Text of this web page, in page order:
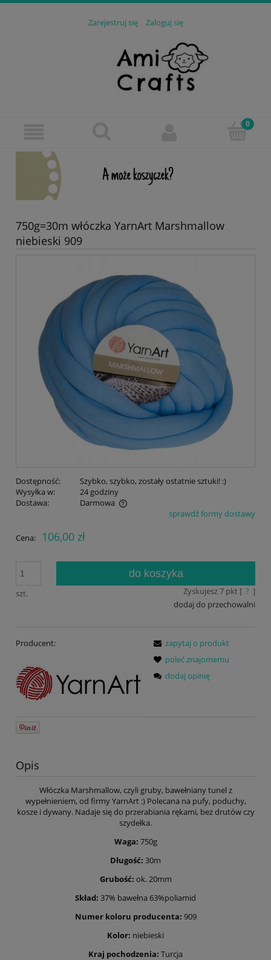
Zarejestruj się Zaloguj się
750g=30m włóczka YarnArt Marshmallow
niebieski 909
Dostępność:
Szybko, szybko, zostały ostatnie sztuki! :)
Wysyłka w:
24 godziny
Dostawa:
Darmowa
Cena nie zawiera ewentualnych kosztów płatnościsprawdź formy dostawy
Cena: 106,00 zł
szt.
do koszyka
Zyskujesz7pkt [ ? ]
dodaj do przechowalni
Producent:
zapytaj o produkt
poleć znajomemu
dodaj opinię
Opis
Włóczka Marshmallow, czyli gruby, bawełniany tunel z
wypełnieniem, od firmy YarnArt :) Polecana na pufy, poduchy,
kosze i dywany. Nadaje się do przerabiania rękami, bez drutów czy
szydełka.
Waga: 750g
Długość: 30m
Grubość: ok. 20mm
Skład: 37% bawełna 63%poliamid
Numer koloru producenta: 909
Kolor: niebieski
Kraj pochodzenia: Turcja